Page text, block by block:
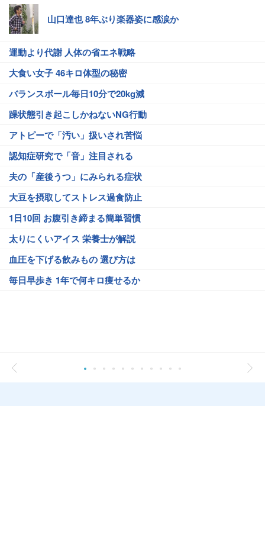
山口達也 8年ぶり楽器姿に感涙か
運動より代謝 人体の省エネ戦略
大食い女子 46キロ体型の秘密
バランスボール毎日10分で20kg減
躁状態引き起こしかねないNG行動
アトピーで「汚い」扱いされ苦悩
認知症研究で「音」注目される
夫の「産後うつ」にみられる症状
大豆を摂取してストレス過食防止
1日10回 お腹引き締まる簡単習慣
太りにくいアイス 栄養士が解説
血圧を下げる飲みもの 選び方は
毎日早歩き 1年で何キロ痩せるか